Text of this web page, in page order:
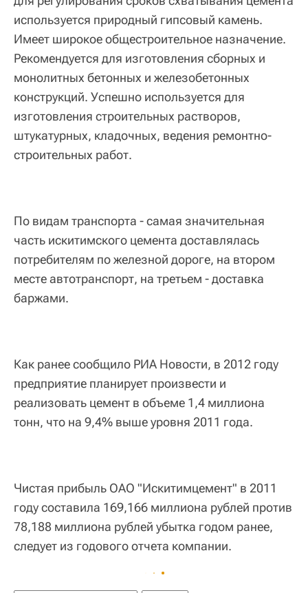
используется природный гипсовый камень.
Имеет широкое общестроительное назначение.
Рекомендуется для изготовления сборных и
монолитных бетонных и железобетонных
конструкций. Успешно используется для
изготовления строительных растворов,
штукатурных, кладочных, ведения ремонтно-
строительных работ.
По видам транспорта - самая значительная
часть искитимского цемента доставлялась
потребителям по железной дороге, на втором
месте автотранспорт, на третьем - доставка
баржами.
Как ранее сообщило РИА Новости, в 2012 году
предприятие планирует произвести и
реализовать цемент в объеме 1,4 миллиона
тонн, что на 9,4% выше уровня 2011 года.
Чистая прибыль ОАО "Искитимцемент" в 2011
году составила 169,166 миллиона рублей против
78,188 миллиона рублей убытка годом ранее,
следует из годового отчета компании.